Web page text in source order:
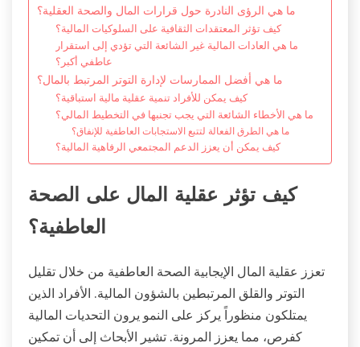
ما هي الرؤى النادرة حول قرارات المال والصحة العقلية؟
كيف تؤثر المعتقدات الثقافية على السلوكيات المالية؟
ما هي العادات المالية غير الشائعة التي تؤدي إلى استقرار
عاطفي أكبر؟
ما هي أفضل الممارسات لإدارة التوتر المرتبط بالمال؟
كيف يمكن للأفراد تنمية عقلية مالية استباقية؟
ما هي الأخطاء الشائعة التي يجب تجنبها في التخطيط المالي؟
ما هي الطرق الفعالة لتتبع الاستجابات العاطفية للإنفاق؟
كيف يمكن أن يعزز الدعم المجتمعي الرفاهية المالية؟
كيف تؤثر عقلية المال على الصحة
العاطفية؟
تعزز عقلية المال الإيجابية الصحة العاطفية من خلال تقليل
التوتر والقلق المرتبطين بالشؤون المالية. الأفراد الذين
يمتلكون منظوراً يركز على النمو يرون التحديات المالية
كفرص، مما يعزز المرونة. تشير الأبحاث إلى أن تمكين